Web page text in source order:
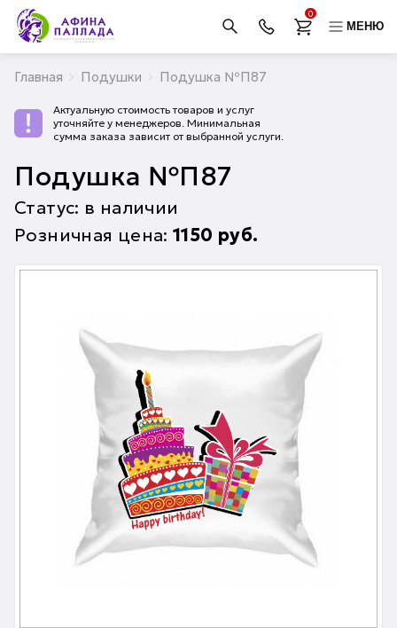
0
МЕНЮ
Главная Подушки Подушка №П87
Актуальную стоимость товаров и услуг
уточняйте у менеджеров. Минимальная
сумма заказа зависит от выбранной услуги.
Подушка №П87
Статус: в наличии
Розничная цена:1150 руб.